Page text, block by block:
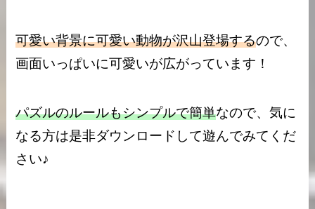
可愛い背景に可愛い動物が沢山登場するので、
画面いっぱいに可愛いが広がっています！
パズルのルールもシンプルで簡単なので、気に
なる方は是非ダウンロードして遊んでみてくだ
さい♪